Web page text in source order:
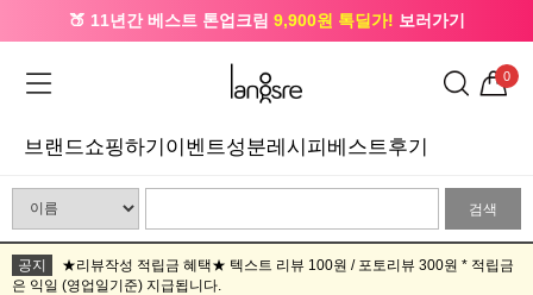
🍑 11년간 베스트 톤업크림 9,900원 톡딜가! 보러가기
5,000원
0
브랜드쇼핑하기 이벤트성분레시피 베스트후기
검색
공지
★리뷰작성 적립금 혜택★ 텍스트 리뷰 100원 / 포토리뷰 300원 * 적립금
은 익일 (영업일기준) 지급됩니다.